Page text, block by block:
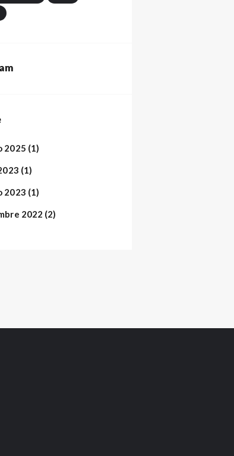
2025 (1)
(1)
2023 (1)
2022 (2)